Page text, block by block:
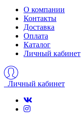
О компании
Контакты
Доставка
Оплата
Каталог
Личный кабинет
Личный кабинет